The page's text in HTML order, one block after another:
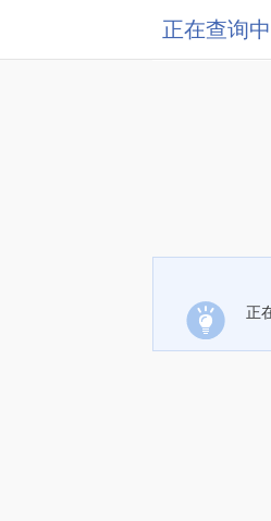
正在查询中
正